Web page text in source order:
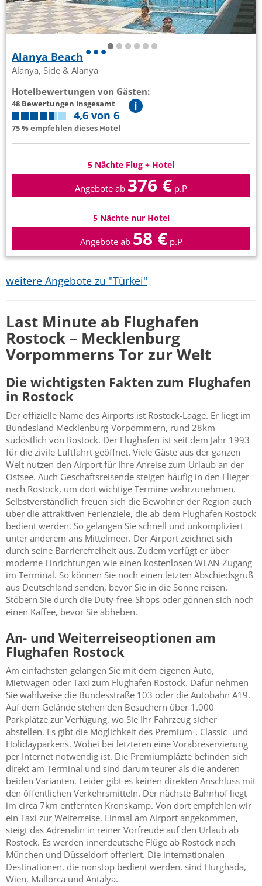
Alanya Beach
Alanya, Side & Alanya
Hotelbewertungen von Gästen:
48 Bewertungen insgesamt
4,6 von 6
75 % empfehlen dieses Hotel
5 Nächte Flug + Hotel
Angebote ab 376 € p.P
5 Nächte nur Hotel
Angebote ab 58 € p.P
weitere Angebote zu "Türkei"
Last Minute ab Flughafen
Rostock – Mecklenburg
Vorpommerns Tor zur Welt
Die wichtigsten Fakten zum Flughafen
in Rostock
Der offizielle Name des Airports ist Rostock-Laage. Er liegt im
Bundesland Mecklenburg-Vorpommern, rund 28km
südöstlich von Rostock. Der Flughafen ist seit dem Jahr 1993
für die zivile Luftfahrt geöffnet. Viele Gäste aus der ganzen
Welt nutzen den Airport für Ihre Anreise zum Urlaub an der
Ostsee. Auch Geschäftsreisende steigen häufig in den Flieger
nach Rostock, um dort wichtige Termine wahrzunehmen.
Selbstverständlich freuen sich die Bewohner der Region auch
über die attraktiven Ferienziele, die ab dem Flughafen Rostock
bedient werden. So gelangen Sie schnell und unkompliziert
unter anderem ans Mittelmeer. Der Airport zeichnet sich
durch seine Barrierefreiheit aus. Zudem verfügt er über
moderne Einrichtungen wie einen kostenlosen WLAN-Zugang
im Terminal. So können Sie noch einen letzten Abschiedsgruß
aus Deutschland senden, bevor Sie in die Sonne reisen.
Stöbern Sie durch die Duty-free-Shops oder gönnen sich noch
einen Kaffee, bevor Sie abheben.
An- und Weiterreiseoptionen am
Flughafen Rostock
Am einfachsten gelangen Sie mit dem eigenen Auto,
Mietwagen oder Taxi zum Flughafen Rostock. Dafür nehmen
Sie wahlweise die Bundesstraße 103 oder die Autobahn A19.
Auf dem Gelände stehen den Besuchern über 1.000
Parkplätze zur Verfügung, wo Sie Ihr Fahrzeug sicher
abstellen. Es gibt die Möglichkeit des Premium-, Classic- und
Holidayparkens. Wobei bei letzteren eine Vorabreservierung
per Internet notwendig ist. Die Premiumpläzte befinden sich
direkt am Terminal und sind darum teurer als die anderen
beiden Varianten. Leider gibt es keinen direkten Anschluss mit
den öffentlichen Verkehrsmitteln. Der nächste Bahnhof liegt
im circa 7km entfernten Kronskamp. Von dort empfehlen wir
ein Taxi zur Weiterreise. Einmal am Airport angekommen,
steigt das Adrenalin in reiner Vorfreude auf den Urlaub ab
Rostock. Es werden innerdeutsche Flüge ab Rostock nach
München und Düsseldorf offeriert. Die internationalen
Destinationen, die nonstop bedient werden, sind Hurghada,
Wien, Mallorca und Antalya.